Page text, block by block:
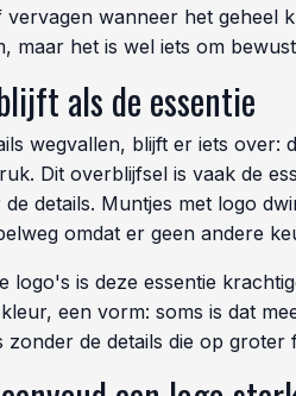
wanneer het geheel
maar het is wel iets om
als de essentie
wegvallen, blijft er iets over:
Dit overblijfsel is vaak de
details. Muntjes met logo
omdat er geen andere
logo's is deze essentie
een vorm: soms is dat
de details die op groter